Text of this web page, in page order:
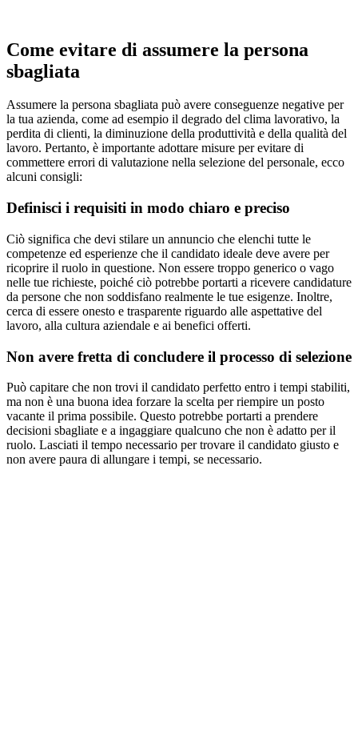
Come evitare di assumere la persona
sbagliata
Assumere la persona sbagliata può avere conseguenze negative per
la tua azienda, come ad esempio il degrado del clima lavorativo, la
perdita di clienti, la diminuzione della produttività e della qualità del
lavoro. Pertanto, è importante adottare misure per evitare di
commettere errori di valutazione nella selezione del personale, ecco
alcuni consigli:
Definisci i requisiti in modo chiaro e preciso
Ciò significa che devi stilare un annuncio che elenchi tutte le
competenze ed esperienze che il candidato ideale deve avere per
ricoprire il ruolo in questione. Non essere troppo generico o vago
nelle tue richieste, poiché ciò potrebbe portarti a ricevere candidature
da persone che non soddisfano realmente le tue esigenze. Inoltre,
cerca di essere onesto e trasparente riguardo alle aspettative del
lavoro, alla cultura aziendale e ai benefici offerti.
Non avere fretta di concludere il processo di selezione
Può capitare che non trovi il candidato perfetto entro i tempi stabiliti,
ma non è una buona idea forzare la scelta per riempire un posto
vacante il prima possibile. Questo potrebbe portarti a prendere
decisioni sbagliate e a ingaggiare qualcuno che non è adatto per il
ruolo. Lasciati il tempo necessario per trovare il candidato giusto e
non avere paura di allungare i tempi, se necessario.